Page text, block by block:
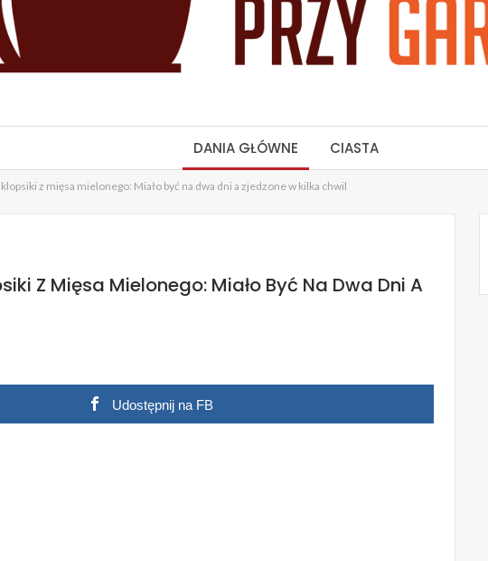
DANIA GŁÓWNE CIASTA
z mięsa mielonego: Miało być na dwa dni a zjedzone w kilka chwil
Z Mięsa Mielonego: Miało Być Na Dwa Dni A
Udostępnij na FB